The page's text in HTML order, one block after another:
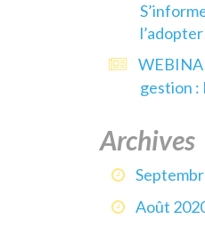
gestion :
Archives
Août